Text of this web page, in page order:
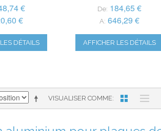
€
€
DÉTAILS
De: 184,65 €
A: 646,29 €
AFFICHER LES DÉTAILS
VISUALISER COMME